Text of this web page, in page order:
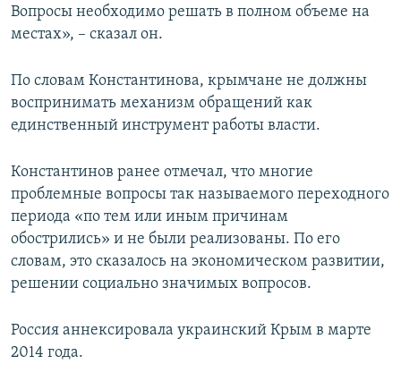
Вопросы необходимо решать в полном объеме на
местах», – сказал он.
По словам Константинова, крымчане не должны
воспринимать механизм обращений как
единственный инструмент работы власти.
Константинов ранее отмечал, что многие
проблемные вопросы так называемого переходного
периода «по тем или иным причинам
обострились» и не были реализованы. По его
словам, это сказалось на экономическом развитии,
решении социально значимых вопросов.
Россия аннексировала украинский Крым в марте
2014 года.